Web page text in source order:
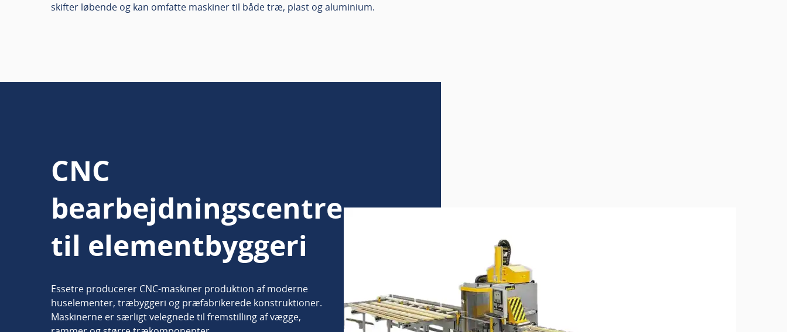
skifter løbende og kan omfatte maskiner til både træ, plast og aluminium.
CNC
bearbejdningscentre
til elementbyggeri
Essetre producerer CNC-maskiner produktion af moderne
huselementer, træbyggeri og præfabrikerede konstruktioner.
Maskinerne er særligt velegnede til fremstilling af vægge,